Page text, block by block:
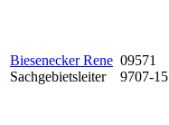
Biesenecker Rene
Sachgebietsleiter
09571
9707-15